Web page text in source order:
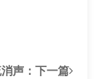
声 ：下一篇